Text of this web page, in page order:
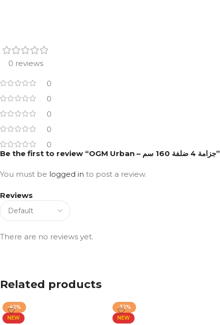
0 reviews
0
0
0
0
0
Reviews
There are no reviews yet.
Be the first to review “OGM Urban – جزامة 4 ضلفة 160 سم”
You must be logged in to post a review.
Related products
-42%
NEW
-32%
NEW